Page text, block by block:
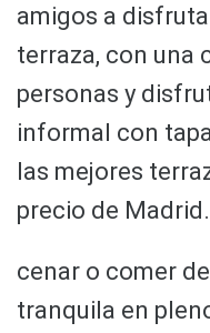
amigos a
terraza, con una
personas y
informal con
las mejores
precio de Madrid.
cenar o comer
tranquila en